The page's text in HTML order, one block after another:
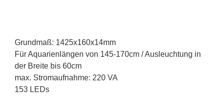
Grundmaß: 1425x160x14mm
Für Aquarienlängen von 145-170cm / Ausleuchtung in
der Breite bis 60cm
max. Stromaufnahme: 220 VA
153 LEDs